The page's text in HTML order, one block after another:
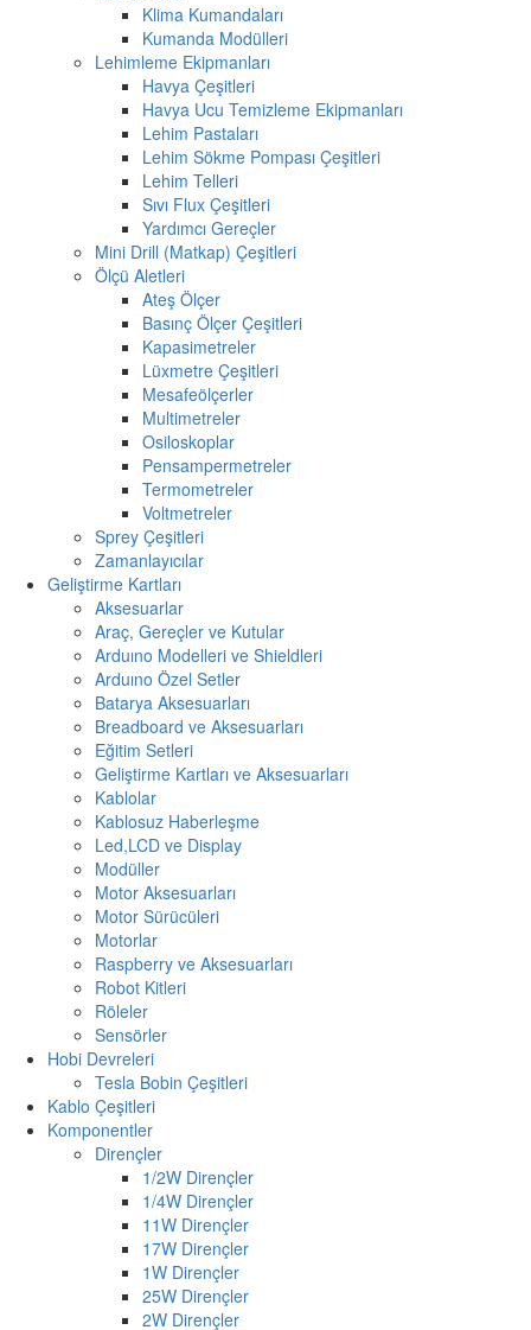
Klima Kumandaları
Kumanda Modülleri
Lehimleme Ekipmanları
Havya Çeşitleri
Havya Ucu Temizleme Ekipmanları
Lehim Pastaları
Lehim Sökme Pompası Çeşitleri
Lehim Telleri
Sıvı Flux Çeşitleri
Yardımcı Gereçler
Mini Drill (Matkap) Çeşitleri
Ölçü Aletleri
Ateş Ölçer
Basınç Ölçer Çeşitleri
Kapasimetreler
Lüxmetre Çeşitleri
Mesafeölçerler
Multimetreler
Osiloskoplar
Pensampermetreler
Termometreler
Voltmetreler
Sprey Çeşitleri
Zamanlayıcılar
Geliştirme Kartları
Aksesuarlar
Araç, Gereçler ve Kutular
Arduıno Modelleri ve Shieldleri
Arduıno Özel Setler
Batarya Aksesuarları
Breadboard ve Aksesuarları
Eğitim Setleri
Geliştirme Kartları ve Aksesuarları
Kablolar
Kablosuz Haberleşme
Led,LCD ve Display
Modüller
Motor Aksesuarları
Motor Sürücüleri
Motorlar
Raspberry ve Aksesuarları
Robot Kitleri
Röleler
Sensörler
Hobi Devreleri
Tesla Bobin Çeşitleri
Kablo Çeşitleri
Komponentler
Dirençler
1/2W Dirençler
1/4W Dirençler
11W Dirençler
17W Dirençler
1W Dirençler
25W Dirençler
2W Dirençler